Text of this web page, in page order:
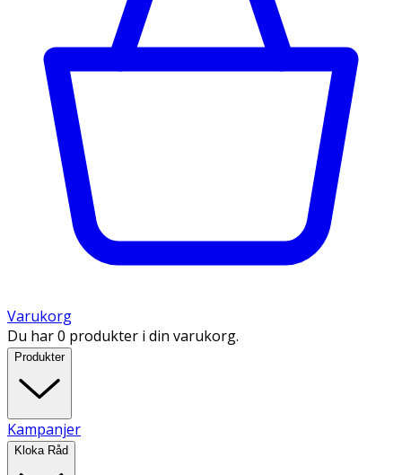
Varukorg
Du har 0 produkter i din varukorg.
Produkter
Kampanjer
Kloka Råd